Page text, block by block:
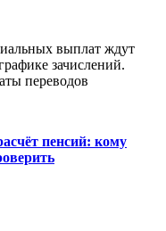
выплат ждут
зачислений.
переводов
пенсий: кому